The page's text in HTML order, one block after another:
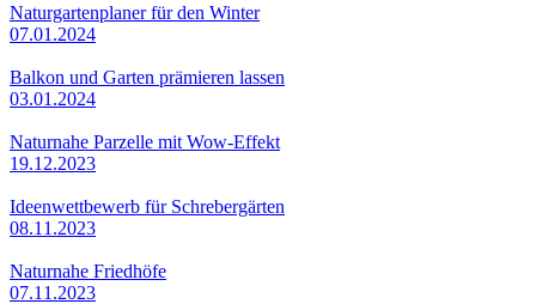
Naturgartenplaner für den Winter
07.01.2024
Balkon und Garten prämieren lassen
03.01.2024
Naturnahe Parzelle mit Wow-Effekt
19.12.2023
Ideenwettbewerb für Schrebergärten
08.11.2023
Naturnahe Friedhöfe
07.11.2023